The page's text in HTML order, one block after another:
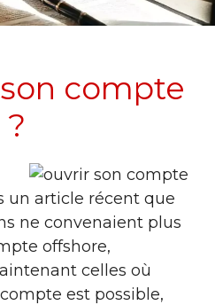
compte
?
un article récent que
ne convenaient plus
offshore,
celles où
est possible,